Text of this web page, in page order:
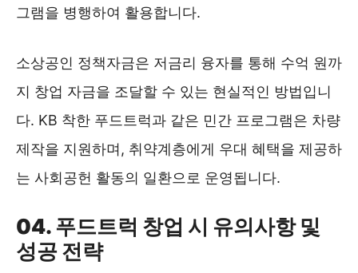
그램을 병행하여 활용합니다.
소상공인 정책자금은 저금리 융자를 통해 수억 원까
지 창업 자금을 조달할 수 있는 현실적인 방법입니
다. KB 착한 푸드트럭과 같은 민간 프로그램은 차량
제작을 지원하며, 취약계층에게 우대 혜택을 제공하
는 사회공헌 활동의 일환으로 운영됩니다.
04. 푸드트럭 창업 시 유의사항 및
성공 전략